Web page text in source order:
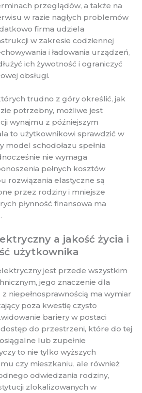
przeglądów, a także na
w razie nagłych problemów
firma udziela
w zakresie codziennej
i ładowania urządzeń,
ich żywotność i ograniczyć
obsługi.
trudno z góry określić, jak
potrzebny, możliwe jest
wynajmu z późniejszym
to użytkownikowi sprawdzić w
model schodołazu spełnia
nie wymaga
pełnych kosztów
rozwiązania elastyczne są
przez rodziny i mniejsze
płynność finansowa ma
a jakość życia i
użytkownika
jest przede wszystkim
jego znaczenie dla
niepełnosprawnością ma wymiar
poza kwestię czysto
bariery w postaci
do przestrzeni, które do tej
lub zupełnie
to nie tylko wyższych
czy mieszkaniu, ale również
odwiedzania rodziny,
zlokalizowanych w